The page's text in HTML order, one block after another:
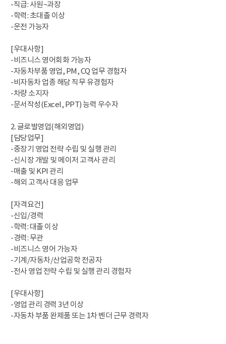
-직급: 사원~과장
-학력: 초대졸 이상
-운전 가능자
[우대사항]
-비즈니스 영어회화 가능자
-자동차부품 영업, PM, CQ 업무 경험자
-비자동차 업종 해당 직무 유경험자
-차량 소지자
-문서작성(Excel, PPT) 능력 우수자
2. 글로벌영업(해외영업)
[담당업무]
-중장기 영업 전략 수립 및 실행 관리
-신시장 개발 및 메이저 고객사 관리
-매출 및 KPI 관리
-해외 고객사 대응 업무
[자격요건]
-신입/경력
-학력: 대졸 이상
-경력: 무관
-비즈니스 영어 가능자
-기계/자동차/산업공학 전공자
-전사 영업 전략 수립 및 실행 관리 경험자
[우대사항]
-영업 관리 경력 3년 이상
-자동차 부품 완제품 또는 1차 벤더 근무 경력자